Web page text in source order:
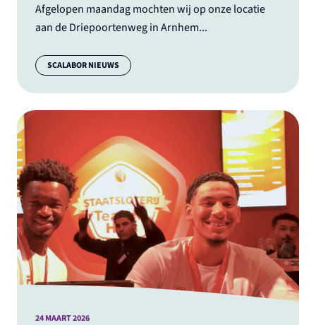
Afgelopen maandag mochten wij op onze locatie
aan de Driepoortenweg in Arnhem...
Categorie:
SCALABOR NIEUWS
24 MAART 2026